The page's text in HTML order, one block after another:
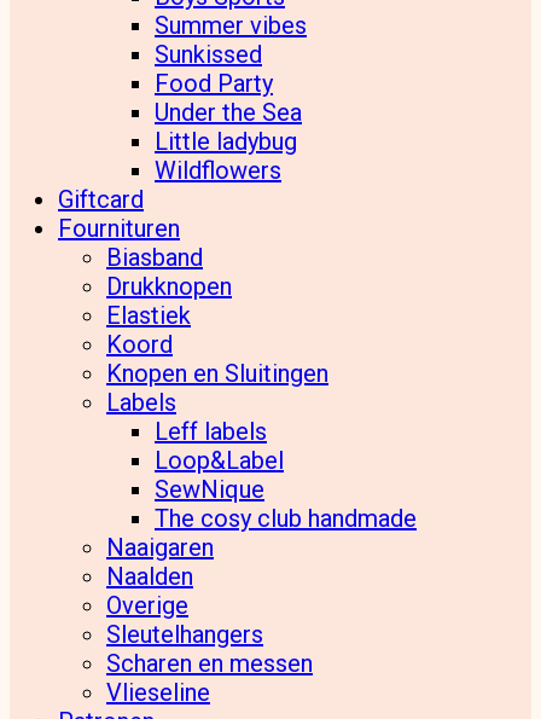
Summer vibes
Sunkissed
Food Party
Under the Sea
Little ladybug
Wildflowers
Giftcard
Fournituren
Biasband
Drukknopen
Elastiek
Koord
Knopen en Sluitingen
Labels
Leff labels
Loop&Label
SewNique
The cosy club handmade
Naaigaren
Naalden
Overige
Sleutelhangers
Scharen en messen
Vlieseline